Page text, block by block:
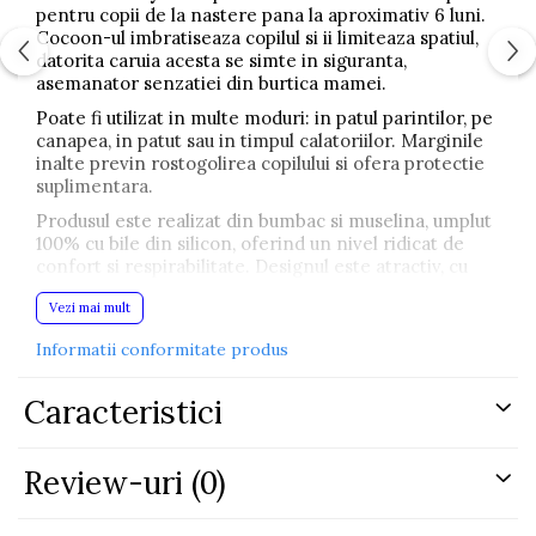
pentru copii de la nastere pana la aproximativ 6 luni.
Cocoon-ul imbratiseaza copilul si ii limiteaza spatiul,
datorita caruia acesta se simte in siguranta,
asemanator senzatiei din burtica mamei.
Poate fi utilizat in multe moduri: in patul parintilor, pe
canapea, in patut sau in timpul calatoriilor. Marginile
inalte previn rostogolirea copilului si ofera protectie
suplimentara.
Produsul este realizat din bumbac si muselina, umplut
100% cu bile din silicon, oferind un nivel ridicat de
confort si respirabilitate. Designul este atractiv, cu
imprimeuri cu dragoni, castele si elemente de
poveste, in nuante de albastru tip jeans si bej, potrivit
Intretinere:
grade C.
Nu folositi inalbitor. Spalati cu detergent delicat sau
Vezi mai mult
Informatii conformitate produs
Caracteristici
Review-uri (0)